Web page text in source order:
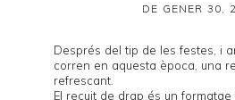
DE GENER 30,
Després del tip de les festes, i
corren en aquesta època, una
refrescant.
El recuit de drap és un